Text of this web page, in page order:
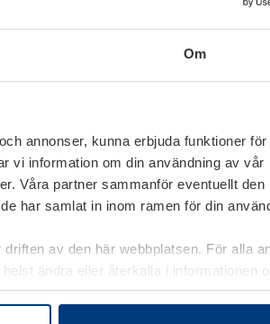
Om
annonser, kunna erbjuda funktioner för
vi information om din användning av vår
Våra partner sammanför eventuellt den
har samlat in inom ramen för din
av den här webbplatsen. För alla
ändra eller återkalla i informationen
Skicka då ett tips via mejl till
från Hörmann?